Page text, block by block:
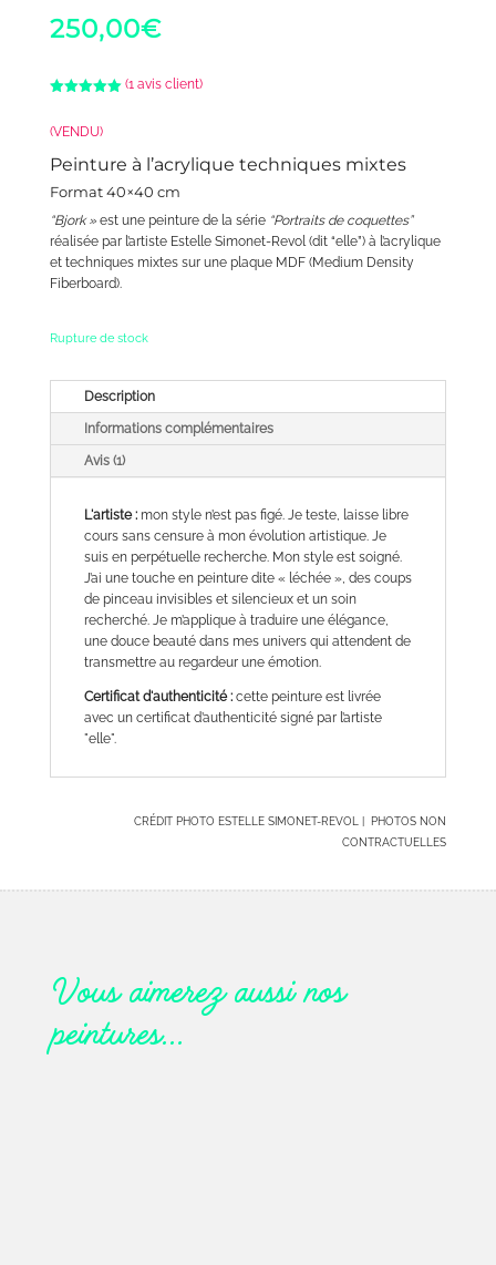
250,00€
basé sur
client
(1avis client)
(VENDU)
Peinture à l’acrylique techniques mixtes
Format 40×40 cm
“Bjork » est une peinture de la série “Portraits de coquettes”
réalisée par l’artiste Estelle Simonet-Revol (dit “elle”) à l’acrylique
et techniques mixtes sur une plaque MDF (Medium Density
Fiberboard).
Rupture de stock
Description
Informations complémentaires
Avis (1)
L'artiste :mon style n’est pas figé. Je teste, laisse libre
cours sans censure à mon évolution artistique. Je
suis en perpétuelle recherche. Mon style est soigné.
J’ai une touche en peinture dite « léchée », des coups
de pinceau invisibles et silencieux et un soin
recherché. Je m’applique à traduire une élégance,
une douce beauté dans mes univers qui attendent de
transmettre au regardeur une émotion.
Certificat d'authenticité :cette peinture est livrée
avec un certificat d’authenticité signé par l’artiste
"elle".
CRÉDIT PHOTO ESTELLE SIMONET-REVOL | PHOTOS NON
CONTRACTUELLES
Vous aimerez aussi nos
peintures…